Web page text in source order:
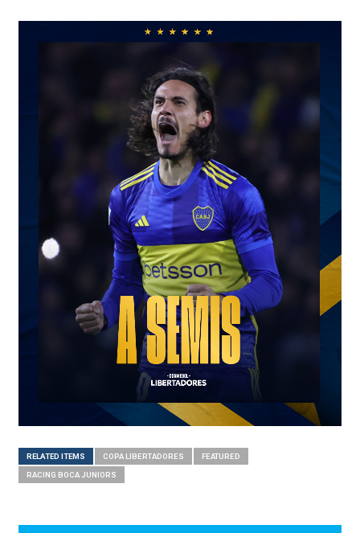
RELATED ITEMS COPA LIBERTADORES FEATURED
RACING BOCA JUNIORS